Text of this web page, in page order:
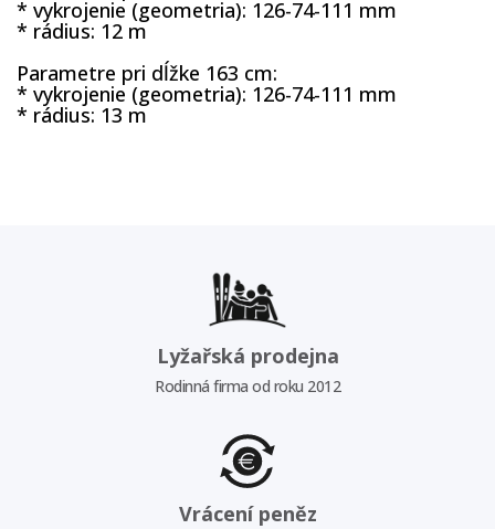
* vykrojenie (geometria): 126-74-111 mm
* rádius: 12 m
Parametre pri dĺžke 163 cm:
* vykrojenie (geometria): 126-74-111 mm
* rádius: 13 m
Lyžařská prodejna
Rodinná firma od roku 2012
Vrácení peněz